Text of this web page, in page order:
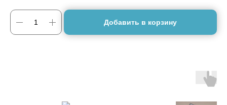
Добавить в корзину